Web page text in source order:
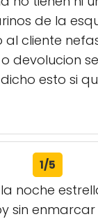
de la
cliente
devolucion
esto si
1/5
noche
sin